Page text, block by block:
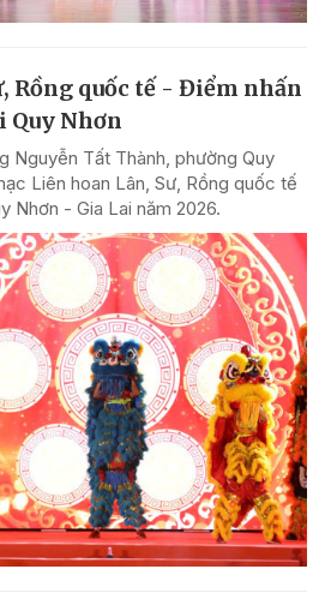
Rồng quốc tế - Điểm nhấn
Quy Nhơn
Nguyễn Tất Thành, phường Quy
Liên hoan Lân, Sư, Rồng quốc tế
Nhơn - Gia Lai năm 2026.